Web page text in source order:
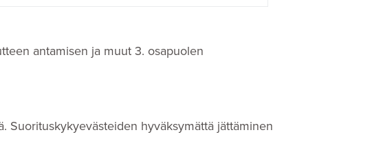
antamisen ja muut 3. osapuolen
Suorituskykyevästeiden hyväksymättä jättäminen